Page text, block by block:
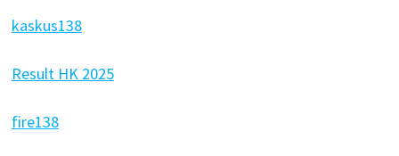
kaskus138
Result HK 2025
fire138